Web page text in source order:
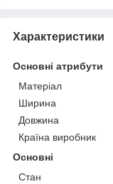
Характеристики
Основні атрибути
Матеріал
Ширина
Довжина
Країна виробник
Основні
Стан